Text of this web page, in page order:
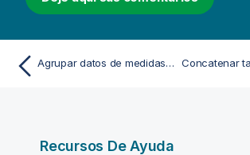
Agrupar datos de medidas en rangos
Recursos De Ayuda